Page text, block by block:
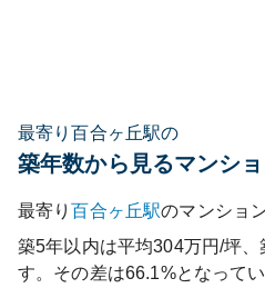
最寄り百合ヶ丘駅の
築年数から見るマンシ
最寄り百合ヶ丘駅のマンショ
築5年以内は平均304万円/坪
す。その差は66.1%となってい